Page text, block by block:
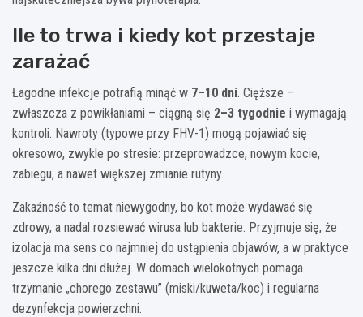
Ile to trwa i kiedy kot przestaje
zarażać
Łagodne infekcje potrafią minąć w 7–10 dni. Cięższe –
zwłaszcza z powikłaniami – ciągną się 2–3 tygodnie i wymagają
kontroli. Nawroty (typowe przy FHV-1) mogą pojawiać się
okresowo, zwykle po stresie: przeprowadzce, nowym kocie,
zabiegu, a nawet większej zmianie rutyny.
Zakaźność to temat niewygodny, bo kot może wydawać się
zdrowy, a nadal rozsiewać wirusa lub bakterie. Przyjmuje się, że
izolacja ma sens co najmniej do ustąpienia objawów, a w praktyce
jeszcze kilka dni dłużej. W domach wielokotnych pomaga
trzymanie „chorego zestawu” (miski/kuweta/koc) i regularna
dezynfekcja powierzchni.